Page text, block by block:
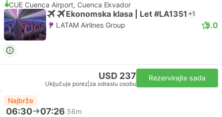
CUE Cuenca Airport, Cuenca Ekvador
Ekonomska klasa | Let #LA1351 +1
LATAM Airlines Group 5.0
USD 237
Uključuje porez za odraslu osobu
Rezervirajte sada
Najbrže
06:30 07:26 56m